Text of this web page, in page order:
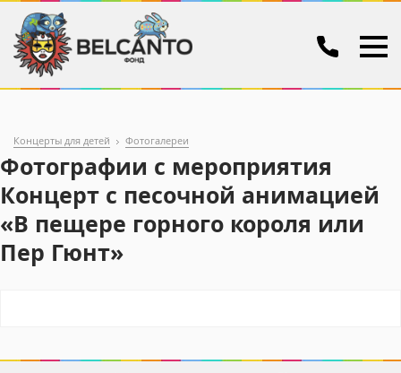
Концерты для детей Фотогалереи
Фотографии с мероприятия
Концерт с песочной анимацией
«В пещере горного короля или
Пер Гюнт»